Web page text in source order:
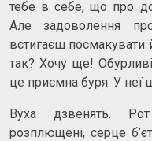
тебе в себе, що про
Але задоволення
встигаєш посмакувати
так? Хочу ще!
це приємна буря. У неї
Вуха дзвенять.
розплющені, серце